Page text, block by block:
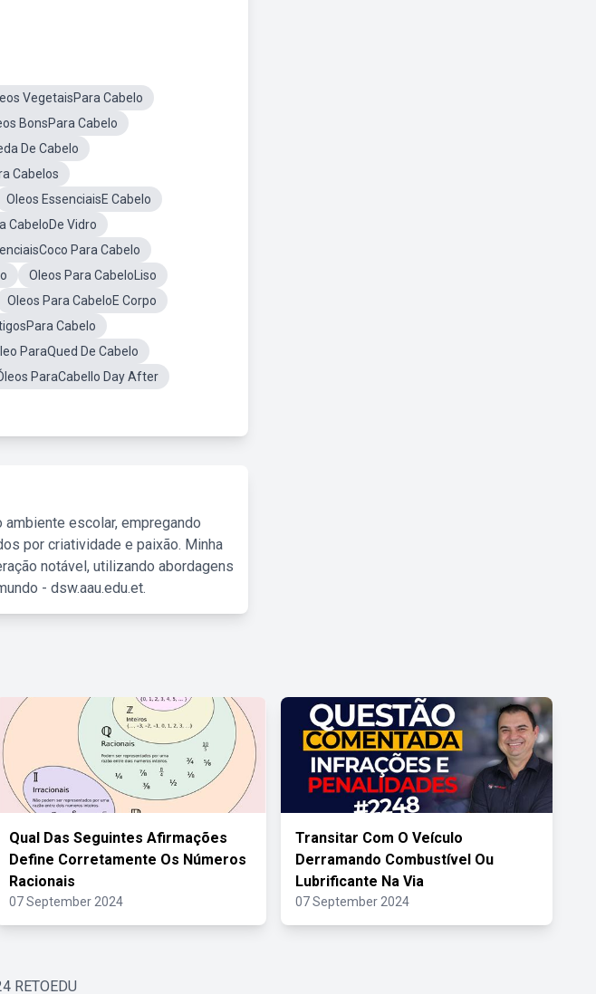
VegetaisPara Cabelo
BonsPara Cabelo
De Cabelo
Cabelos
Oleos EssenciaisE Cabelo
CabeloDe Vidro
Para Cabelo
Oleos Para CabeloLiso
Oleos Para CabeloE Corpo
Cabelo
ParaQued De Cabelo
ParaCabello Day After
escolar, empregando
por criatividade e paixão. Minha
notável, utilizando abordagens
- dsw.aau.edu.et.
Qual Das Seguintes Afirmações
Define Corretamente Os Números
Racionais
07 September 2024
Transitar Com O Veículo
Derramando Combustível Ou
Lubrificante Na Via
07 September 2024
RETOEDU